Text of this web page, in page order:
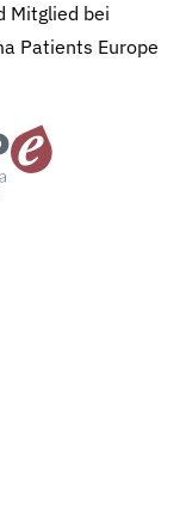
Mitglied bei
Patients Europe